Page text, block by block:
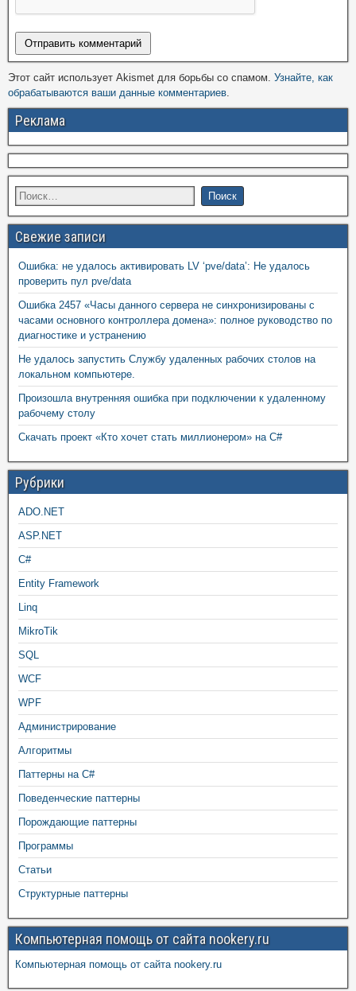
Этот сайт использует Akismet для борьбы со спамом. Узнайте, как
обрабатываются ваши данные комментариев.
Реклама
Свежие записи
Ошибка: не удалось активировать LV ‘pve/data’: Не удалось
проверить пул pve/data
Ошибка 2457 «Часы данного сервера не синхронизированы с
часами основного контроллера домена»: полное руководство по
диагностике и устранению
Не удалось запустить Службу удаленных рабочих столов на
локальном компьютере.
Произошла внутренняя ошибка при подключении к удаленному
рабочему столу
Скачать проект «Кто хочет стать миллионером» на C#
Рубрики
ADO.NET
ASP.NET
C#
Entity Framework
Linq
MikroTik
SQL
WCF
WPF
Администрирование
Алгоритмы
Паттерны на C#
Поведенческие паттерны
Порождающие паттерны
Программы
Статьи
Структурные паттерны
Компьютерная помощь от сайта nookery.ru
Компьютерная помощь от сайта nookery.ru